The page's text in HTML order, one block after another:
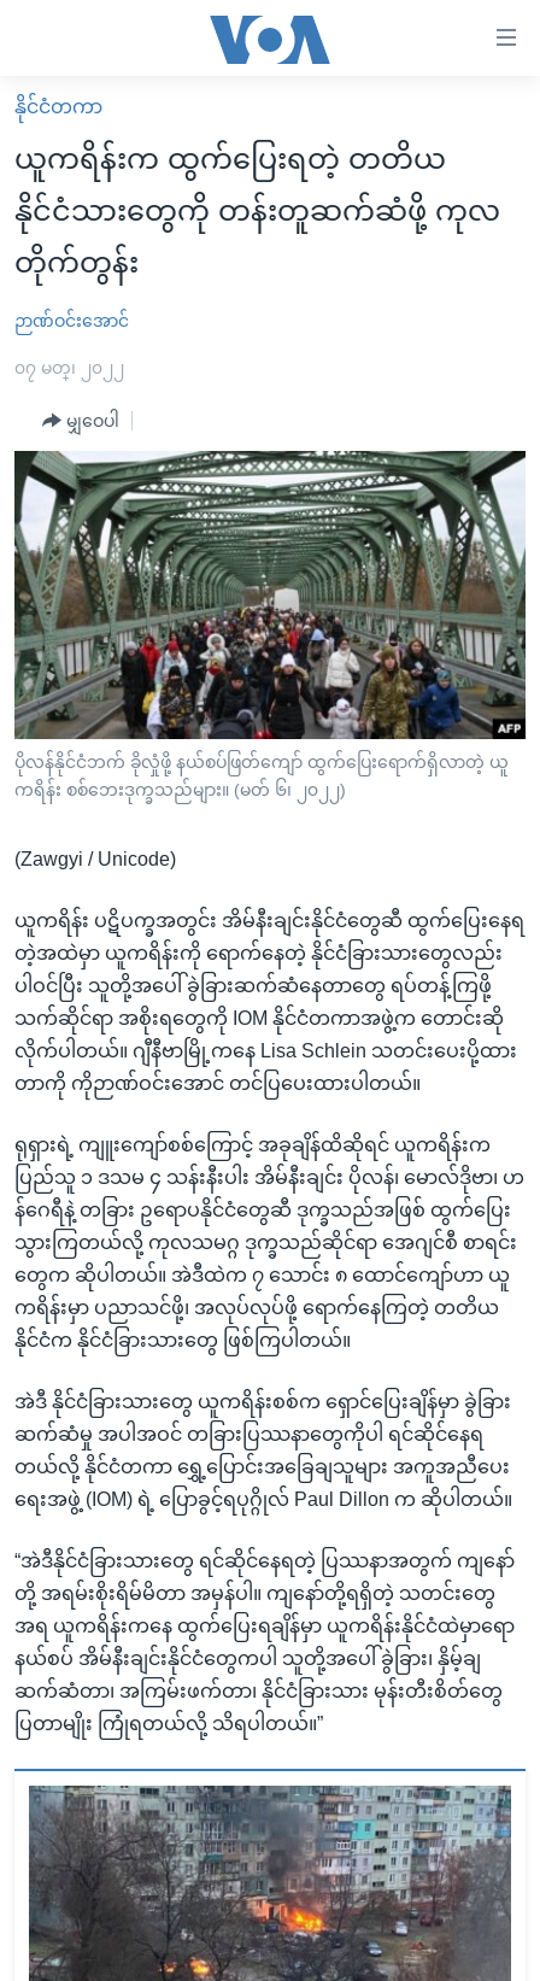
လွယ်ကူ
စေ
သည့်
Link
များ
ပင်မ
ကျော်
ကြည့်
ပင်မ
အ
ညွန်း
စာမျက်နှာ
သို့
ကျော်
ကြည့်
ရန်
ရှာဖွေ
သို့
မူလစာမျက်နှာ
မြန်မာ
ကမ္ဘာ့သတင်းများ
နိုင်ငံတကာ
အစ္စရေး-ပါလက်စတိုင်း
ဗွီဒီယို
အင်္ဂလိပ်စာလေ့လာမယ်
အမေရိကန်သုံးအီဒီယံ
မကြေးမုံရဲ့ အင်္ဂလိပ်စာ
ရုပ်ရှင်ထဲက အင်္ဂလိပ်စာ
သုတပဒေသာ အင်္ဂလိပ်စာ
အပတ်စဉ်ကဏ္ဍများ
ရေဒီယို
တီဗွီ
ရေဒီယိုနှင့်ရုပ်သံ အချက်အလက်များ
ရေဒီယို/တီဗွီအစီအစဉ်
Learning English
ဗွီအိုအေ လူမှုကွန်ယက်များ
ဘာသာစကားများ
နိုင်ငံတကာ
ယူကရိန်းက ထွက်ပြေးရတဲ့ တတိယ
နိုင်ငံသားတွေကို တန်းတူဆက်ဆံဖို့ ကုလ
တိုက်တွန်း
ဉာဏ်ဝင်းအောင်
၀၇ မတ္၊ ၂၀၂၂
မျှဝေပါ
ပိုလန်နိုင်ငံဘက် ခိုလှုံဖို့ နယ်စပ်ဖြတ်ကျော် ထွက်ပြေးရောက်ရှိလာတဲ့ ယူ
ကရိန်း စစ်ဘေးဒုက္ခသည်များ။ (မတ် ၆၊ ၂၀၂၂)
(Zawgyi / Unicode)
ယူကရိန်း ပဋိပက္ခအတွင်း အိမ်နီးချင်းနိုင်ငံတွေဆီ ထွက်ပြေးနေရ
တဲ့အထဲမှာ ယူကရိန်းကို ရောက်နေတဲ့ နိုင်ငံခြားသားတွေလည်း
ပါဝင်ပြီး သူတို့အပေါ် ခွဲခြားဆက်ဆံနေတာတွေ ရပ်တန့်ကြဖို့
သက်ဆိုင်ရာ အစိုးရတွေကို IOM နိုင်ငံတကာအဖွဲ့က တောင်းဆို
လိုက်ပါတယ်။ ဂျီနီဗာမြို့ကနေ Lisa Schlein သတင်းပေးပို့ထား
တာကို ကိုဉာဏ်ဝင်းအောင် တင်ပြပေးထားပါတယ်။
ရုရှားရဲ့ ကျူးကျော်စစ်ကြောင့် အခုချိန်ထိဆိုရင် ယူကရိန်းက
ပြည်သူ ၁ ဒသမ ၄ သန်းနီးပါး အိမ်နီးချင်း ပိုလန်၊ မောလ်ဒိုဗာ၊ ဟ
န်ဂေရီနဲ့ တခြား ဥရောပနိုင်ငံတွေဆီ ဒုက္ခသည်အဖြစ် ထွက်ပြေး
သွားကြတယ်လို့ ကုလသမဂ္ဂ ဒုက္ခသည်ဆိုင်ရာ အေဂျင်စီ စာရင်း
တွေက ဆိုပါတယ်။ အဲဒီထဲက ၇ သောင်း ၈ ထောင်ကျော်ဟာ ယူ
ကရိန်းမှာ ပညာသင်ဖို့၊ အလုပ်လုပ်ဖို့ ရောက်နေကြတဲ့ တတိယ
နိုင်ငံက နိုင်ငံခြားသားတွေ ဖြစ်ကြပါတယ်။
အဲဒီ နိုင်ငံခြားသားတွေ ယူကရိန်းစစ်က ရှောင်ပြေးချိန်မှာ ခွဲခြား
ဆက်ဆံမှု အပါအဝင် တခြားပြဿနာတွေကိုပါ ရင်ဆိုင်နေရ
တယ်လို့ နိုင်ငံတကာ ရွှေ့ပြောင်းအခြေချသူများ အကူအညီပေး
ရေးအဖွဲ့ (IOM) ရဲ့ ပြောခွင့်ရပုဂ္ဂိုလ် Paul Dillon က ဆိုပါတယ်။
“အဲဒီနိုင်ငံခြားသားတွေ ရင်ဆိုင်နေရတဲ့ ပြဿနာအတွက် ကျနော်
တို့ အရမ်းစိုးရိမ်မိတာ အမှန်ပါ။ ကျနော်တို့ရရှိတဲ့ သတင်းတွေ
အရ ယူကရိန်းကနေ ထွက်ပြေးရချိန်မှာ ယူကရိန်းနိုင်ငံထဲမှာရော
နယ်စပ် အိမ်နီးချင်းနိုင်ငံတွေကပါ သူတို့အပေါ် ခွဲခြား၊ နှိမ့်ချ
ဆက်ဆံတာ၊ အကြမ်းဖက်တာ၊ နိုင်ငံခြားသား မုန်းတီးစိတ်တွေ
ပြတာမျိုး ကြုံရတယ်လို့ သိရပါတယ်။”